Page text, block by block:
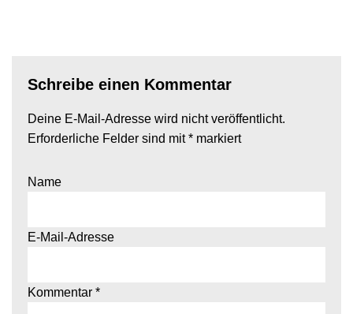
Schreibe einen Kommentar
Deine E-Mail-Adresse wird nicht veröffentlicht.
Erforderliche Felder sind mit* markiert
Name
E-Mail-Adresse
Kommentar *